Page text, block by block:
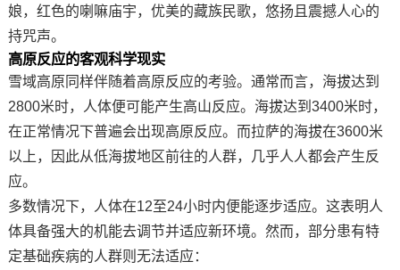
娘， 红色的喇嘛庙宇， 优美的藏族民歌， 悠扬且震撼人心的
持咒声。
高原反应的客观科学现实
雪域高原同样伴随着高原反应的考验。通常而言，海拔达到
2800米时，人体便可能产生高山反应。海拔达到3400米时，
在正常情况下普遍会出现高原反应。而拉萨的海拔在3600米
以上，因此从低海拔地区前往的人群，几乎人人都会产生反
应。
多数情况下，人体在12至24小时内便能逐步适应。这表明人
体具备强大的机能去调节并适应新环境。然而，部分患有特
定基础疾病的人群则无法适应：